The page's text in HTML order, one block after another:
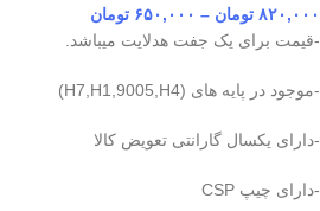
۸۲۰,۰۰۰ تومان – ۶۵۰,۰۰۰ تومان
-قیمت برای یک جفت هدلایت میباشد.
-موجود در پایه های (H7,H1,9005,H4)
-دارای یکسال گارانتی تعویض کالا
-دارای چیپ CSP